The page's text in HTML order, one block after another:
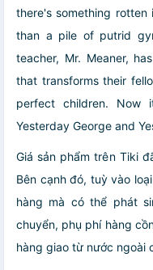
there's something
than a pile of putrid
teacher, Mr. Meaner,
that transforms their
perfect children. Now
Yesterday George and
Giá sản phẩm trên Tiki
Bên cạnh đó, tuỳ vào
hàng mà có thể phát
chuyển, phụ phí hàng
hàng giao từ nước ngoài